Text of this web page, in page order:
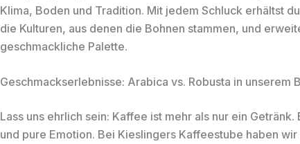
Klima, Boden und Tradition. Mit jedem Schluck erhältst
die Kulturen, aus denen die Bohnen stammen, und
geschmackliche Palette.
Geschmackserlebnisse: Arabica vs. Robusta in unserem
Lass uns ehrlich sein: Kaffee ist mehr als nur ein Getränk.
und pure Emotion. Bei Kieslingers Kaffeestube haben